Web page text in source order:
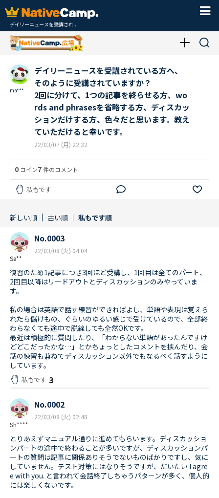
デイリーニュースを受講され...
ma***
デイリーニュースを受講されている方へ、
そのように受講されていますか？
2回に分けて、1つの記事を終らせる方、wo
rds and phrasesを省略する方、ディスカッ
ションだけする方、色々だと思います。教え
ていただけると幸いです。
22/03/07 (月) 22:32
0 コイン7件のコメント
私もです
新しい順 古い順 私もです順
Se**
No.0003
22/03/08 (火) 04:04
復習のため1記事につき3回ほど受講し、1回目は全てのパート、
2回目以降はリードアウトとディスカッションのみやっていま
す。
私の場合は英語で話す練習ができればよし、単語や表現は覚えら
れたら儲けもの、ぐらいのゆるい感じで受けているので、全部終
わらなくても途中で脱線しても全然OKです。
最近は積極的に質問したり、「わからない単語があったんですけ
どどこだったかな…」とかちょっとしたコメントを挟んだり、会
話の練習も兼ねてディスカッション以外でもなるべく話すように
しています。
私もです 3
Sh****
No.0002
22/03/08 (火) 02:48
とりあえずマニュアル通りに進めてもらいます。ディスカッショ
ンパートの途中で終わることが多いですが、ディスカッションパ
ートの質問は記事に関係ありそうでないものばかりですし、気に
していません。テスト対策にはなりそうですが、だいたい I agre
e with you. と言われて会話終了しちゃうパターンが多く、個人的
には楽しくないです。